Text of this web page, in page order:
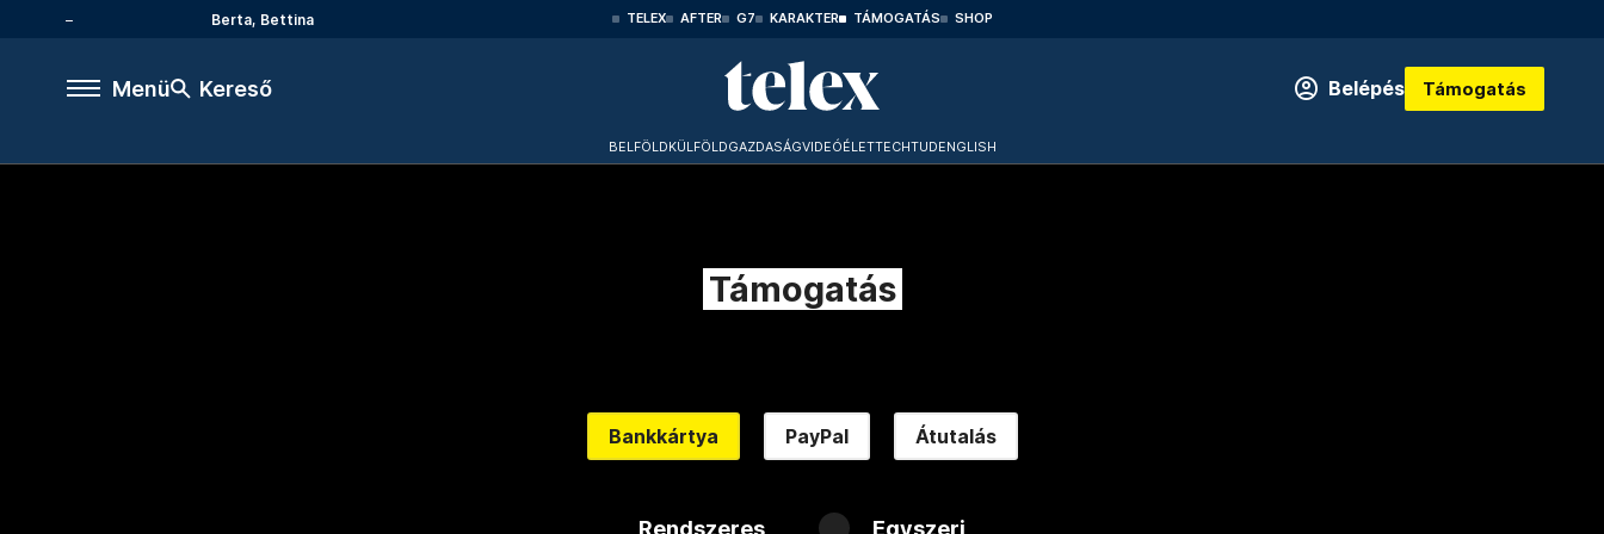
Berta, Bettina TELEX AFTER G7 KARAKTER TÁMOGATÁS SHOP
Menü Kereső Belépés Támogatás
BELFÖLDKÜLFÖLDGAZDASÁGVIDEÓÉLETTECHTUDENGLISH
Támogatás
Bankkártya PayPal Átutalás
Rendszeres Egyszeri